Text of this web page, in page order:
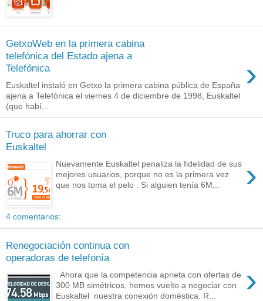
GetxoWeb en la primera cabina
telefónica del Estado ajena a
Telefónica
›
Euskaltel instaló en Getxo la primera cabina pública de España
ajena a Telefónica el viernes 4 de diciembre de 1998, Euskaltel
(que habí...
Truco para ahorrar con
Euskaltel
›
Nuevamente Euskaltel penaliza la fidelidad de sus
mejores usuarios, porque no es la primera vez
que nos toma el pelo . Si alguien tenía 6M...
4 comentarios:
Renegociación continua con
operadoras de telefonía
›
Ahora que la competencia aprieta con ofertas de
300 MB simétricos, hemos vuelto a negociar con
Euskaltel nuestra conexión doméstica. R...